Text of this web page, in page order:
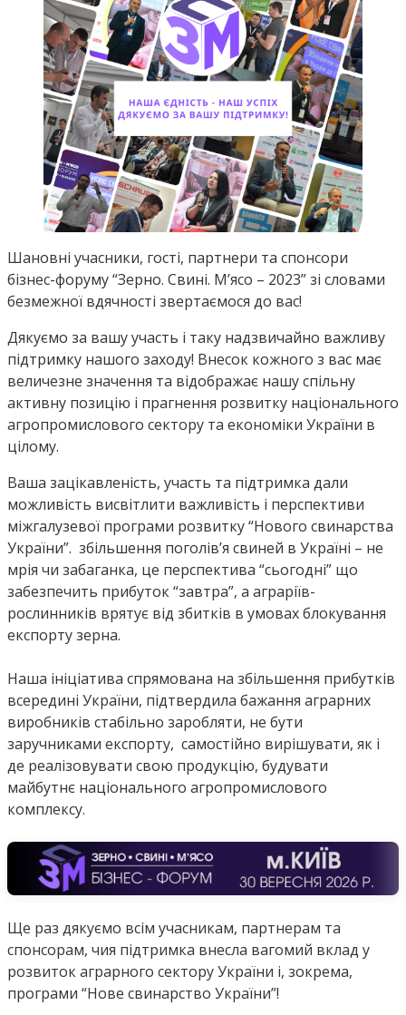
Шановні учасники, гості, партнери та спонсори
бізнес-форуму “Зерно. Свині. М’ясо – 2023” зі словами
безмежної вдячності звертаємося до вас!
Дякуємо за вашу участь і таку надзвичайно важливу
підтримку нашого заходу! Внесок кожного з вас має
величезне значення та відображає нашу спільну
активну позицію і прагнення розвитку національного
агропромислового сектору та економіки України в
цілому.
Ваша зацікавленість, участь та підтримка дали
можливість висвітлити важливість і перспективи
міжгалузевої програми розвитку “Нового свинарства
України”. збільшення поголів’я свиней в Україні – не
мрія чи забаганка, це перспектива “сьогодні” що
забезпечить прибуток “завтра”, а аграріїв-
рослинників врятує від збитків в умовах блокування
експорту зерна.
Наша ініціатива спрямована на збільшення прибутків
всередині України, підтвердила бажання аграрних
виробників стабільно заробляти, не бути
заручниками експорту, самостійно вирішувати, як і
де реалізовувати свою продукцію, будувати
майбутнє національного агропромислового
комплексу.
Ще раз дякуємо всім учасникам, партнерам та
спонсорам, чия підтримка внесла вагомий вклад у
розвиток аграрного сектору України і, зокрема,
програми “Нове свинарство України”!